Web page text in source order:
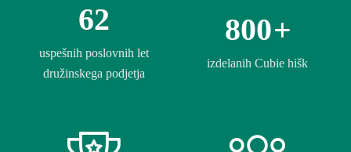
62
uspešnih poslovnih let
družinskega podjetja
800+
izdelanih Cubie hišk